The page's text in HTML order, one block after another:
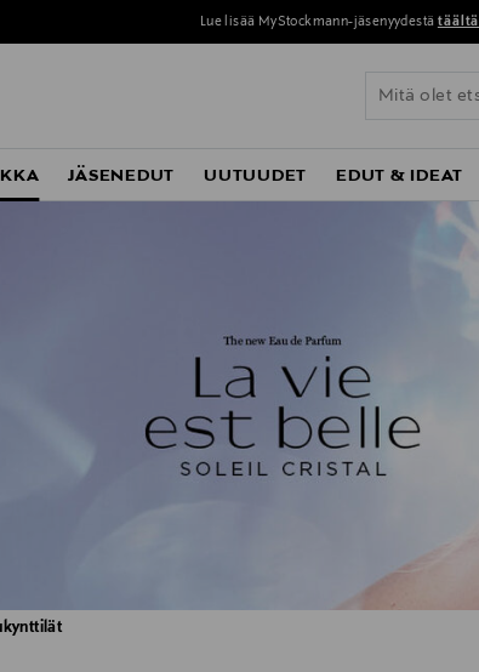
Lue lisää MyStockmann-jäsenyydestä täältä
JÄSENEDUT UUTUUDET EDUT & IDEAT